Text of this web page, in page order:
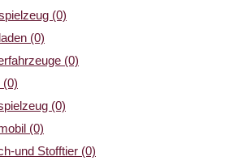
(0)
(0)
(0)
(0)
(0)
(0)
und Stofftier (0)